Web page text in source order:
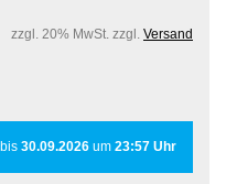
zzgl. 20% MwSt. zzgl. Versand
30.09.2026 um 23:57 Uhr